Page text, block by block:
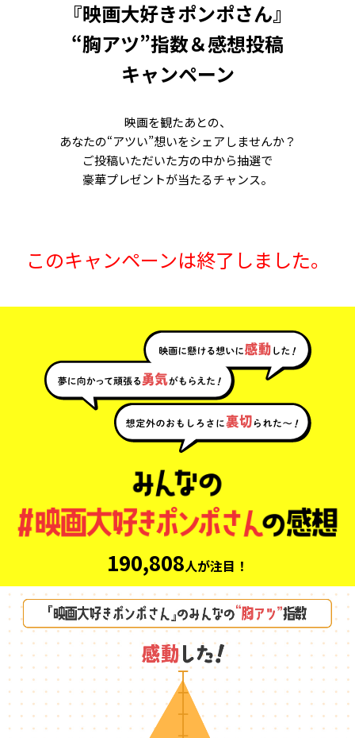
『映画大好きポンポさん』
“胸アツ”指数＆感想投稿
キャンペーン
映画を観たあとの、
あなたの“アツい”想いをシェアしませんか？
ご投稿いただいた方の中から抽選で
豪華プレゼントが当たるチャンス。
このキャンペーンは終了しました。
190,808人が注目！